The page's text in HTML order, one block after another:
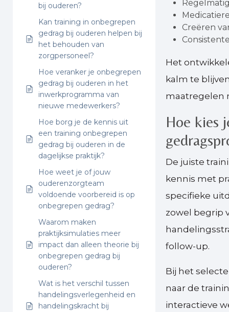
bij ouderen?
Kan training in onbegrepen
gedrag bij ouderen helpen bij
het behouden van
zorgpersoneel?
Hoe veranker je onbegrepen
gedrag bij ouderen in het
inwerkprogramma van
nieuwe medewerkers?
Hoe borg je de kennis uit
een training onbegrepen
gedrag bij ouderen in de
dagelijkse praktijk?
Hoe weet je of jouw
ouderenzorgteam
voldoende voorbereid is op
onbegrepen gedrag?
Waarom maken
praktijksimulaties meer
impact dan alleen theorie bij
onbegrepen gedrag bij
ouderen?
Wat is het verschil tussen
handelingsverlegenheid en
handelingskracht bij
Creëren
Het
kalm te
maatregelen
Hoe kies
De juiste
kennis met
specifieke
zowel begrip
follow-up.
Bij het
naar de
interactieve